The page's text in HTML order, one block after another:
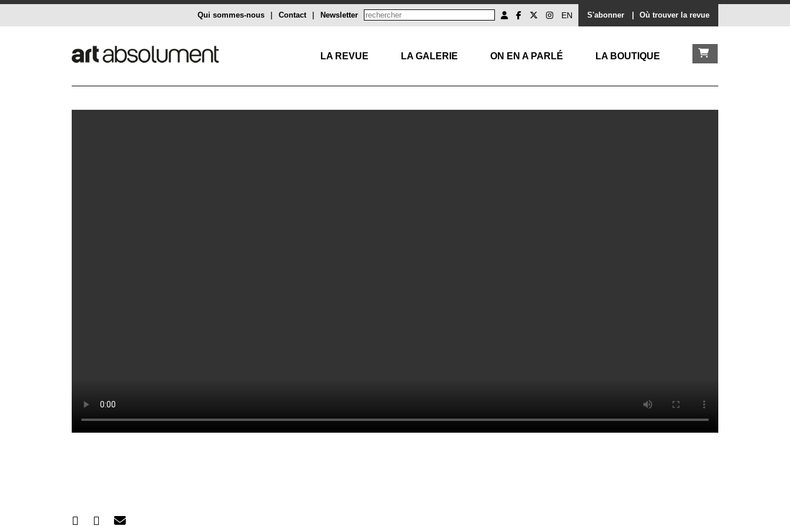
S'abonner Où trouver la revue
EN
Newsletter
Contact
Qui sommes-nous
LA REVUE LA GALERIE ON EN A PARLÉ LA BOUTIQUE